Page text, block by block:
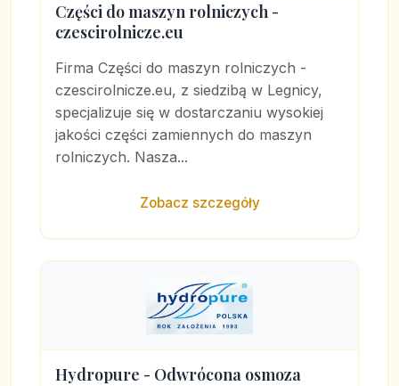
Części do maszyn rolniczych -
czescirolnicze.eu
Firma Części do maszyn rolniczych -
czescirolnicze.eu, z siedzibą w Legnicy,
specjalizuje się w dostarczaniu wysokiej
jakości części zamiennych do maszyn
rolniczych. Nasza...
Zobacz szczegóły
Hydropure - Odwrócona osmoza